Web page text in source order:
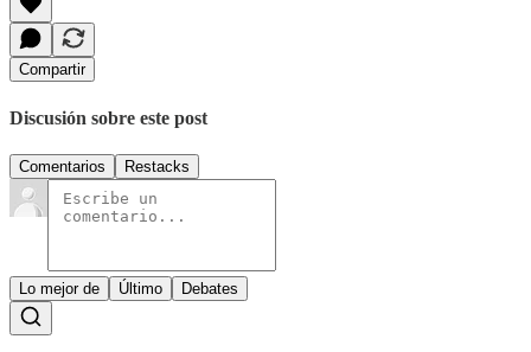
Compartir
Discusión sobre este post
Comentarios Restacks
Lo mejor de Último Debates